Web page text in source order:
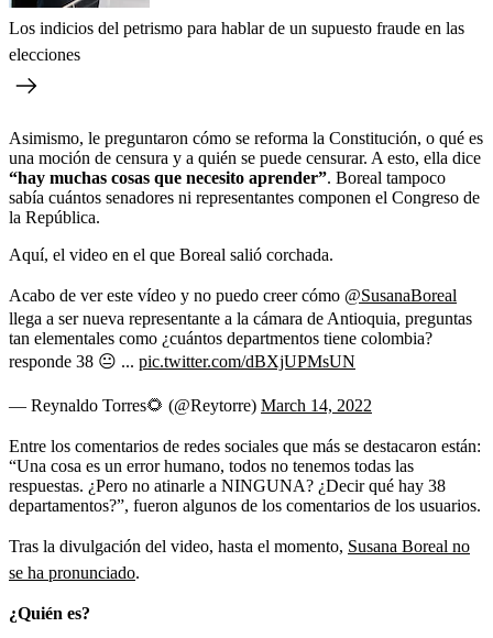
Los indicios del petrismo para hablar de un supuesto fraude en las
elecciones
Asimismo, le preguntaron cómo se reforma la Constitución, o qué es
una moción de censura y a quién se puede censurar. A esto, ella dice
“hay muchas cosas que necesito aprender”. Boreal tampoco
sabía cuántos senadores ni representantes componen el Congreso de
la República.
Aquí, el video en el que Boreal salió corchada.
Acabo de ver este vídeo y no puedo creer cómo @SusanaBoreal
llega a ser nueva representante a la cámara de Antioquia, preguntas
tan elementales como ¿cuántos departmentos tiene colombia?
responde 38 😐 ... pic.twitter.com/dBXjUPMsUN
— Reynaldo Torres🌻 (@Reytorre) March 14, 2022
Entre los comentarios de redes sociales que más se destacaron están:
“Una cosa es un error humano, todos no tenemos todas las
respuestas. ¿Pero no atinarle a NINGUNA? ¿Decir qué hay 38
departamentos?”, fueron algunos de los comentarios de los usuarios.
Tras la divulgación del video, hasta el momento, Susana Boreal no
se ha pronunciado.
¿Quién es?